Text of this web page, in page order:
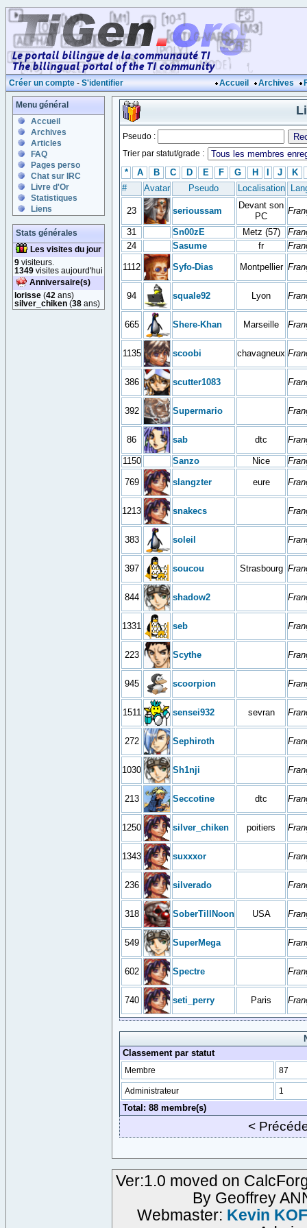
Créer un compte - S'identifier Accueil Archives
Menu général
Accueil
Archives
Articles
FAQ
Pages perso
Chat sur IRC
Livre d'Or
Statistiques
Liens
Stats générales
Les visites du jour
9 visiteurs.
1349 visites aujourd'hui
Anniversaire(s)
lorisse (42 ans)
silver_chiken (38 ans)
Pseudo :
Trier par statut/grade :
* A B C D E F G H J
K
#
Avatar Pseudo Localisation
23 serioussam
Devant son
PC
31 Sn00zE Metz (57)
24
Sasume fr
1112 Syfo-Dias Montpellier
94 squale92 Lyon
665 Shere-Khan Marseille
1135 scoobi chavagneux
386 scutter1083
392 Supermario
86 sab dtc
1150 Sanzo Nice
769 slangzter eure
1213 snakecs
383 soleil
397 soucou Strasbourg
844 shadow2
1331 seb
223 Scythe
945 scoorpion
1511 sensei932 sevran
272 Sephiroth
1030 Sh1nji
213 Seccotine dtc
1250 silver_chiken poitiers
1343 suxxxor
236 silverado
318 SoberTillNoon USA
549 SuperMega
602 Spectre
740 seti_perry Paris
Classement par statut
Membre 87
Administrateur 1
Total: 88 membre(s)
<
Ver:1.0 moved on
By Geoffrey
Webmaster: Kevin